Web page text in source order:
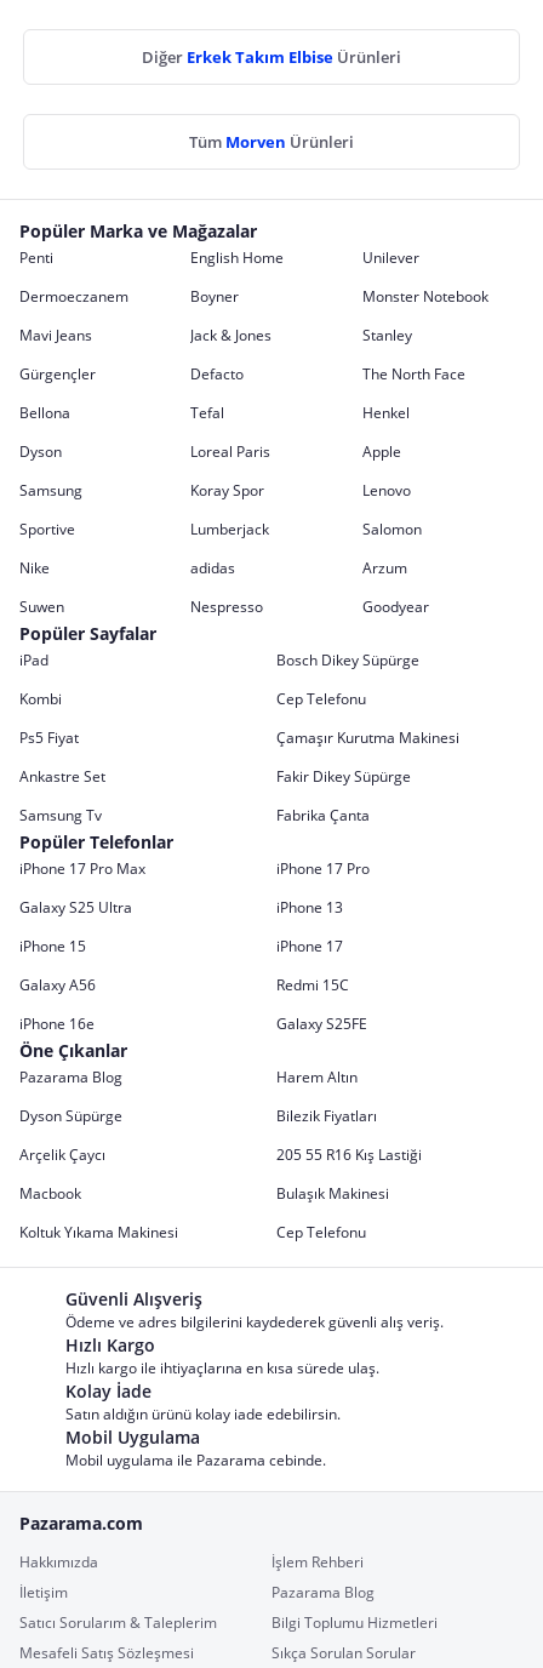
Diğer Erkek Takım Elbise Ürünleri
Tüm Morven Ürünleri
Popüler Marka ve Mağazalar
Penti English Home
Unilever
Dermoeczanem
Boyner
Monster Notebook
Mavi Jeans
Jack & Jones
Stanley
Gürgençler
Defacto
The North Face
Bellona
Tefal
Henkel
Dyson
Loreal Paris
Apple
Samsung
Koray Spor
Lenovo
Sportive
Lumberjack
Salomon
Nike
adidas
Arzum
Suwen
Nespresso Goodyear
Popüler Sayfalar
iPad
Bosch Dikey Süpürge
Kombi
Cep Telefonu
Ps5 Fiyat
Çamaşır Kurutma Makinesi
Ankastre Set
Fakir Dikey Süpürge
Samsung Tv
Fabrika Çanta
Popüler Telefonlar
iPhone 17 Pro Max
iPhone 17 Pro
Galaxy S25 Ultra
iPhone 13
iPhone 15
iPhone 17
Galaxy A56
Redmi 15C
iPhone 16e
Galaxy S25FE
Öne Çıkanlar
Pazarama Blog
Harem Altın
Dyson Süpürge
Bilezik Fiyatları
Arçelik Çaycı
205 55 R16 Kış Lastiği
Macbook
Bulaşık Makinesi
Koltuk Yıkama Makinesi
Cep Telefonu
Güvenli Alışveriş
Ödeme ve adres bilgilerini kaydederek güvenli alış veriş.
Hızlı Kargo
Hızlı kargo ile ihtiyaçlarına en kısa sürede ulaş.
Kolay İade
Satın aldığın ürünü kolay iade edebilirsin.
Mobil Uygulama
Mobil uygulama ile Pazarama cebinde.
Pazarama.com
Hakkımızda
İşlem Rehberi
İletişim
Pazarama Blog
Satıcı Sorularım & Taleplerim
Bilgi Toplumu Hizmetleri
Mesafeli Satış Sözleşmesi
Sıkça Sorulan Sorular